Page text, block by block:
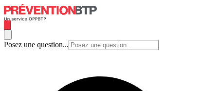
Posez une question...